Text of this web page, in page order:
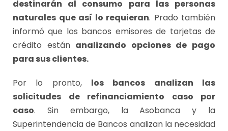
destinarán al consumo para las personas
naturales que así lo requieran. Prado también
informó que los bancos emisores de tarjetas de
crédito están analizando opciones de pago
para sus clientes.
Por lo pronto, los bancos analizan las
solicitudes de refinanciamiento caso por
caso. Sin embargo, la Asobanca y la
Superintendencia de Bancos analizan la necesidad